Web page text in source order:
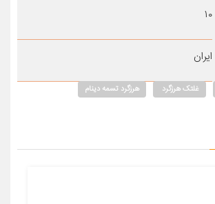
۱۰
ایران
غلتک هرزگرد هرزگرد تسمه دینام